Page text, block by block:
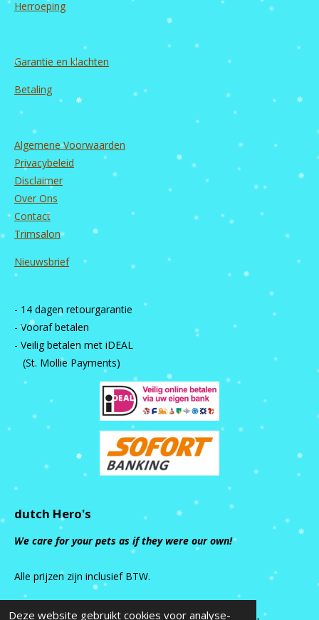
Deze website gebruikt cookies voor analyse-
Herroeping
Garantie en klachten
Betaling
Algemene Voorwaarden
Privacybeleid
Disclaimer
Over Ons
Contact
Trimsalon
Nieuwsbrief
- 14 dagen retourgarantie
- Vooraf betalen
- Veilig betalen met iDEAL
(St. Mollie Payments)
dutch Hero's
We care for your pets as if they were our own!
Alle prijzen zijn inclusief BTW.